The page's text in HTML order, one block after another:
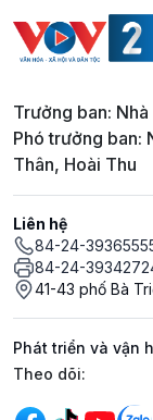
Trưởng ban:
Phó trưởng ban:
Thân, Hoài Thu
Liên hệ
84-24-
84-24-
41-43 phố Bà
Phát triển và vận
Mạng xã
Theo dõi: